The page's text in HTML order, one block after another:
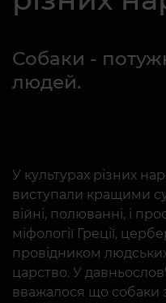
Собаки -
людей.
У культурах різних
виступали кращими
війні, полюванні, і
міфології Греції,
провідником
царство. У
вважалося що собаки